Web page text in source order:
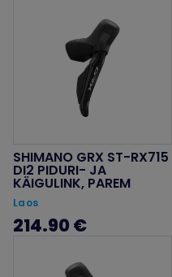
SHIMANO GRX ST-RX715
DI2 PIDURI- JA
KÄIGULINK, PAREM
Laos
214.90 €